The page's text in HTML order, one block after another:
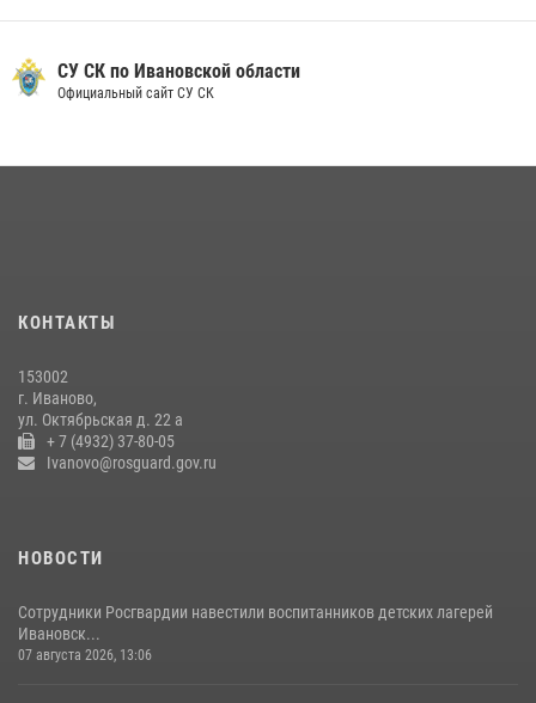
СУ СК по Ивановской области
Официальный сайт СУ СК
КОНТАКТЫ
153002
г. Иваново,
ул. Октябрьская д. 22 а
+ 7 (4932) 37-80-05
Ivanovo@rosguard.gov.ru
НОВОСТИ
Сотрудники Росгвардии навестили воспитанников детских лагерей
Ивановск...
07 августа 2026, 13:06